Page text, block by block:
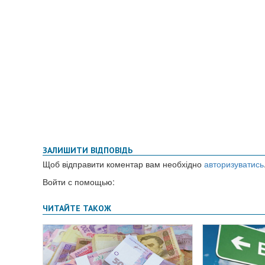
ЗАЛИШИТИ ВІДПОВІДЬ
Щоб відправити коментар вам необхідно авторизуватись
Войти с помощью: